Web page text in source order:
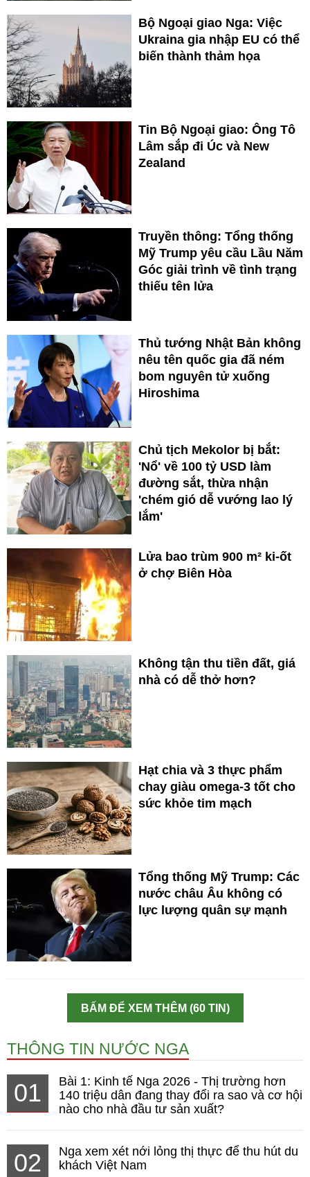
Bộ Ngoại giao Nga: Việc
Ukraina gia nhập EU có thể
biến thành thảm họa
Tin Bộ Ngoại giao: Ông Tô
Lâm sắp đi Úc và New
Zealand
Truyền thông: Tổng thống
Mỹ Trump yêu cầu Lầu Năm
Góc giải trình về tình trạng
thiếu tên lửa
Thủ tướng Nhật Bản không
nêu tên quốc gia đã ném
bom nguyên tử xuống
Hiroshima
Chủ tịch Mekolor bị bắt:
'Nổ' về 100 tỷ USD làm
đường sắt, thừa nhận
'chém gió dễ vướng lao lý
lắm'
Lửa bao trùm 900 m² ki-ốt
ở chợ Biên Hòa
Không tận thu tiền đất, giá
nhà có dễ thở hơn?
Hạt chia và 3 thực phẩm
chay giàu omega-3 tốt cho
sức khỏe tim mạch
Tổng thống Mỹ Trump: Các
nước châu Âu không có
lực lượng quân sự mạnh
BẤM ĐỂ XEM THÊM (60 TIN)
THÔNG TIN NƯỚC NGA
01
Bài 1: Kinh tế Nga 2026 - Thị trường hơn
140 triệu dân đang thay đổi ra sao và cơ hội
nào cho nhà đầu tư sản xuất?
02
Nga xem xét nới lỏng thị thực để thu hút du
khách Việt Nam